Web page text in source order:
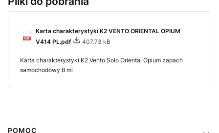
Karta charakterystyki K2 VENTO ORIENTAL OPIUM
V414 PL.pdf
407.73 kB
Karta charakterystyki K2 Vento Solo Oriental Opium zapach
samochodowy 8 ml
POMOC